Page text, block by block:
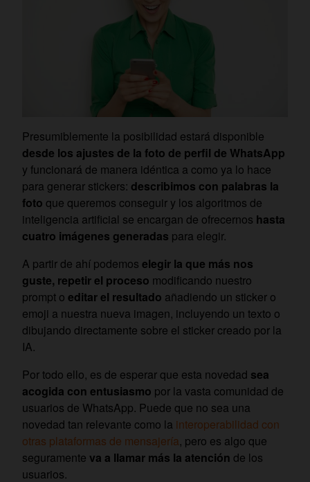
Presumiblemente la posibilidad estará disponible
desde los ajustes de la foto de perfil de WhatsApp
y funcionará de manera idéntica a como ya lo hace
para generar stickers: describimos con palabras la
foto que queremos conseguir y los algoritmos de
inteligencia artificial se encargan de ofrecernos hasta
cuatro imágenes generadas para elegir.
A partir de ahí podemos elegir la que más nos
guste, repetir el proceso modificando nuestro
prompt o editar el resultado añadiendo un sticker o
emoji a nuestra nueva imagen, incluyendo un texto o
dibujando directamente sobre el sticker creado por la
IA.
Por todo ello, es de esperar que esta novedad sea
acogida con entusiasmo por la vasta comunidad de
usuarios de WhatsApp. Puede que no sea una
novedad tan relevante como la interoperabilidad con
otras plataformas de mensajería, pero es algo que
seguramente va a llamar más la atención de los
usuarios.